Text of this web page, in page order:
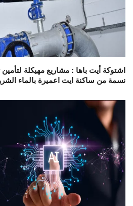
نسمة من ساكنة ايت اعميرة بالماء